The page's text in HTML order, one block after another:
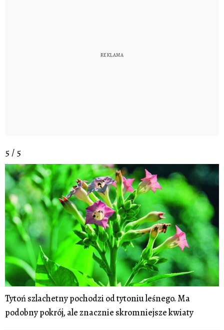
5 / 5
Tytoń szlachetny pochodzi od tytoniu leśnego. Ma
podobny pokrój, ale znacznie skromniejsze kwiaty